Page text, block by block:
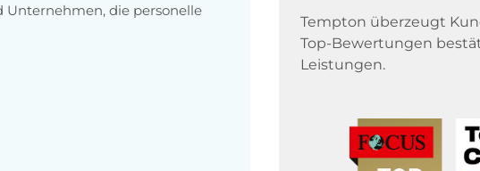
Unternehmen, die personelle
Tempton überzeugt
Top-Bewertungen
Leistungen.